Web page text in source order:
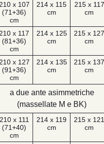
x 107
(71+36)
cm
214 x 115
cm
215 x 117
cm
x 117
(81+36)
cm
214 x 125
cm
215 x
cm
x 127
(91+36)
cm
214 x 135
cm
215 x
cm
a due ante asimmetriche
(massellate M e BK)
210 x 111
(71+40)
cm
214 x 119
cm
215 x
cm